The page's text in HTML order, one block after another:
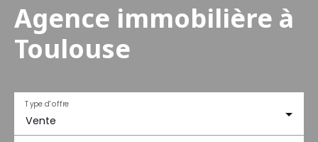
Agence immobilière à
Toulouse
Vente
Type d'offre